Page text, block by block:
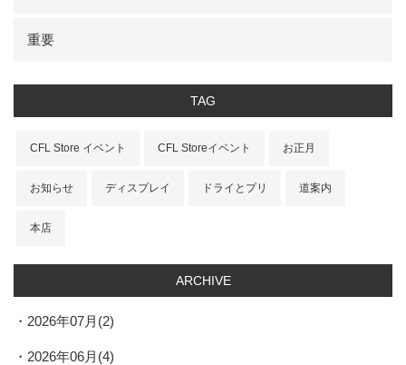
重要
TAG
CFL Store イベント CFL Storeイベント お正月
お知らせ ディスプレイ ドライとプリ 道案内
本店
ARCHIVE
2026年07月(2)
2026年06月(4)